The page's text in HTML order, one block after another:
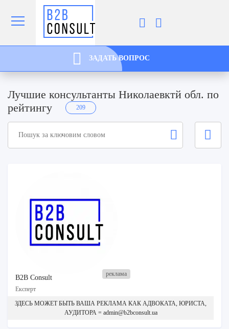
ЗАДАТЬ ВОПРОС
Лучшие консультанты Николаевктй обл. по
рейтингу
209
B2B Consult
Експерт
ЗДЕСЬ МОЖЕТ БЫТЬ ВАША РЕКЛАМА КАК АДВОКАТА, ЮРИСТА,
АУДИТОРА = admin@b2bconsult.ua